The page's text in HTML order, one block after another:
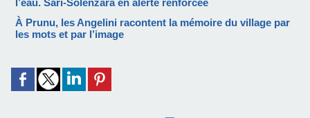
À Prunu, les Angelini racontent la mémoire du village par
les mots et par l’image